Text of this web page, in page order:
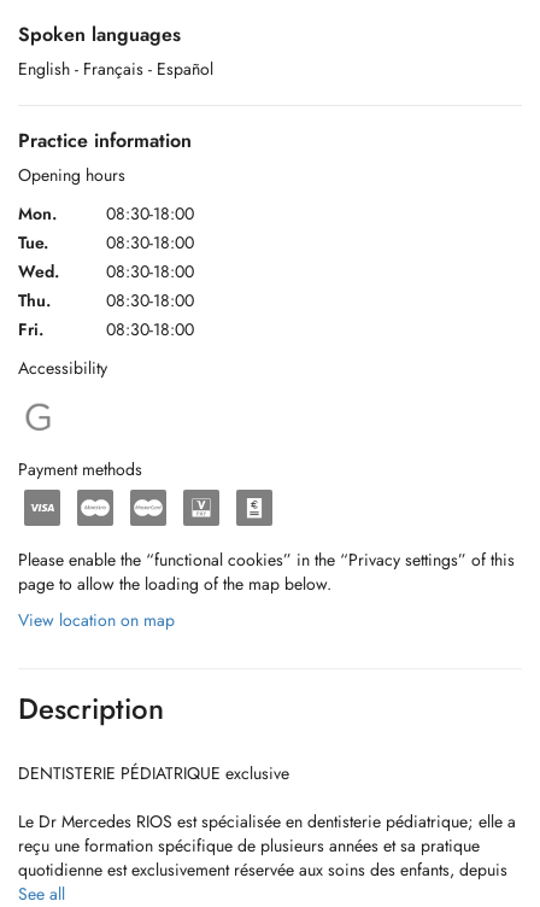
Spoken languages
English - Français - Español
Practice information
Opening hours
Mon.
08:30-18:00
Tue.
08:30-18:00
Wed.
08:30-18:00
Thu.
08:30-18:00
Fri.
08:30-18:00
Accessibility
Payment methods
Please enable the “functional cookies” in the “Privacy settings” of this
page to allow the loading of the map below.
View location on map
Description
DENTISTERIE PÉDIATRIQUE exclusive
Le Dr Mercedes RIOS est spécialisée en dentisterie pédiatrique; elle a
reçu une formation spécifique de plusieurs années et sa pratique
quotidienne est exclusivement réservée aux soins des enfants, depuis
leur plus jeune âge jusquà la fin de ladolescence.
See all